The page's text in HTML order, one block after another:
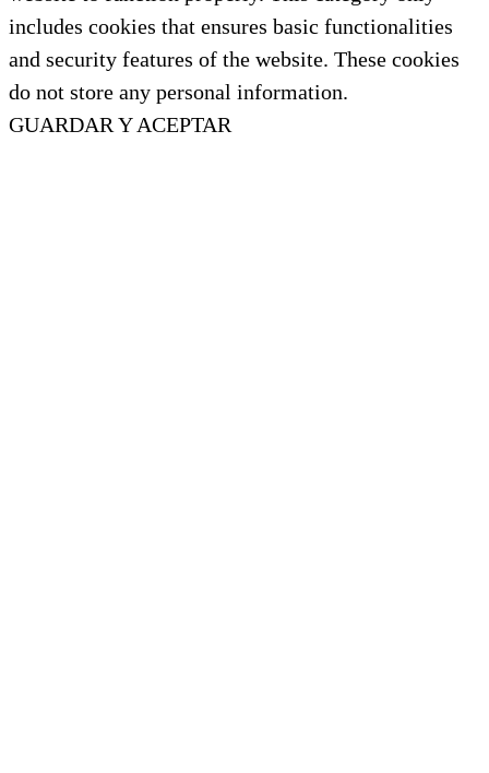
includes cookies that ensures basic functionalities
and security features of the website. These cookies
do not store any personal information.
GUARDAR Y ACEPTAR